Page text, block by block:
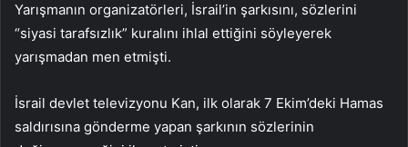
Yarışmanın organizatörleri, İsrail’in şarkısını, sözlerini
“siyasi tarafsızlık” kuralını ihlal ettiğini söyleyerek
yarışmadan men etmişti.
İsrail devlet televizyonu Kan, ilk olarak 7 Ekim’deki Hamas
saldırısına gönderme yapan şarkının sözlerinin